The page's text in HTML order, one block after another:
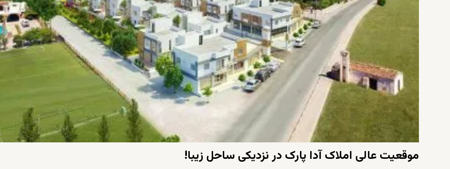
موقعیت عالی املاک آدا پارک در نزدیکی ساحل زیبا!